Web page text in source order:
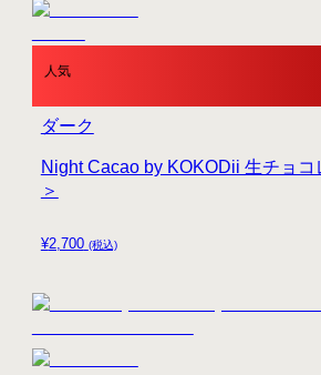
人気
¥2,700 (税込)
Night Cacao by KOKODii 生チョ
＞
ダーク